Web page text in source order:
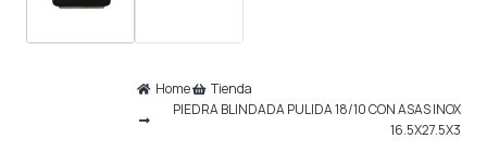
Home
Tienda
PIEDRA BLINDADA PULIDA 18/10 CON ASAS INOX
16.5X27.5X3